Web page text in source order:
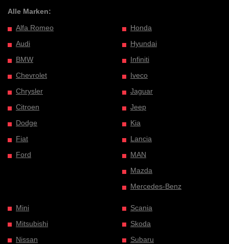
Alle Marken:
Alfa Romeo
Audi
BMW
Chevrolet
Chrysler
Citroen
Dodge
Fiat
Ford
Honda
Hyundai
Infiniti
Iveco
Jaguar
Jeep
Kia
Lancia
MAN
Mazda
Mercedes-Benz
Mini
Mitsubishi
Nissan
Scania
Skoda
Subaru